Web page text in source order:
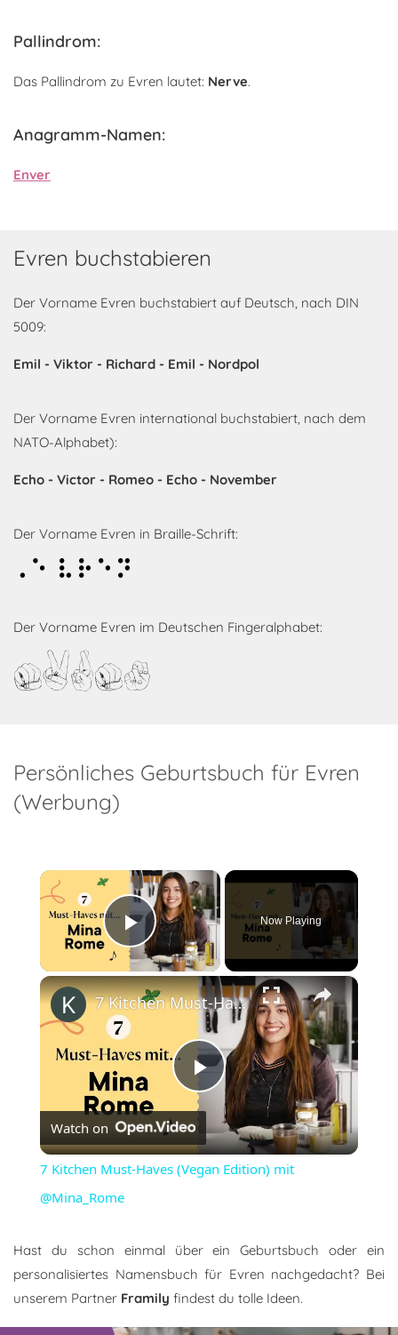
Pallindrom:
Das Pallindrom zu Evren lautet: Nerve.
Anagramm-Namen:
Enver
Evren buchstabieren
Der Vorname Evren buchstabiert auf Deutsch, nach DIN
5009:
Emil - Viktor - Richard - Emil - Nordpol
Der Vorname Evren international buchstabiert, nach dem
NATO-Alphabet):
Echo - Victor - Romeo - Echo - November
Der Vorname Evren in Braille-Schrift:
Evren
Der Vorname Evren im Deutschen Fingeralphabet:
Evren
Persönliches Geburtsbuch für Evren
(Werbung)
×
Play Video
Now Playing
×
Play
Video
7 Kitchen Must-Haves (Vegan Edition) mit @Mina_Rome
Watch on
7 Kitchen Must-Haves (Vegan Edition) mit
@Mina_Rome
Hast du schon einmal über ein Geburtsbuch oder ein
personalisiertes Namensbuch für Evren nachgedacht? Bei
unserem Partner Framily findest du tolle Ideen.